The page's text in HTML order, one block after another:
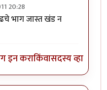
20:28
byसंदीप चित्रे
भाग जास्त खंड न
इन कराकिंवासदस्य व्हा